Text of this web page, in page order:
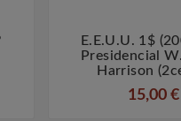
 
E.E.U.U. 1$
Presidencial
Harrison
15,00 €